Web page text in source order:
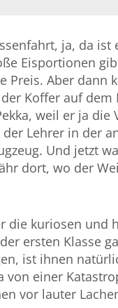
ja, da
Eisportionen
Aber dann
Koffer auf
weil er ja
Lehrer in der
Und jetzt
dort, wo der
die kuriosen und
ersten Klasse
ist ihnen
von einer
vor lauter